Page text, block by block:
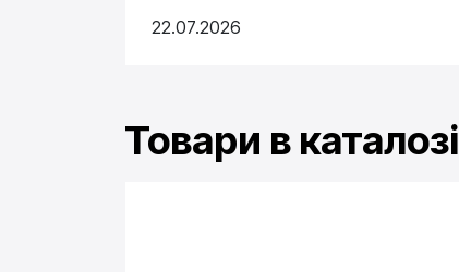
22.07.2026
Товари в каталозі